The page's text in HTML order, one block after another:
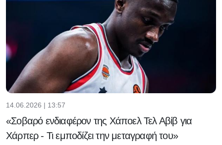
14.06.2026 | 13:57
«Σοβαρό ενδιαφέρον της Χάποελ Τελ Αβίβ για
Χάρπερ - Τι εμποδίζει την μεταγραφή του»